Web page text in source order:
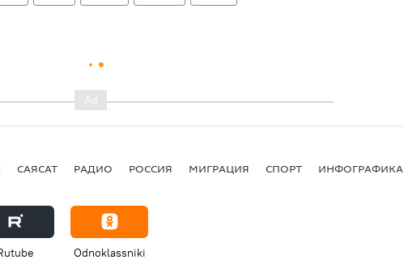
САЯСАТ РАДИО РОССИЯ МИГРАЦИЯ СПОРТ ИНФОГРАФИКА
Odnoklassniki